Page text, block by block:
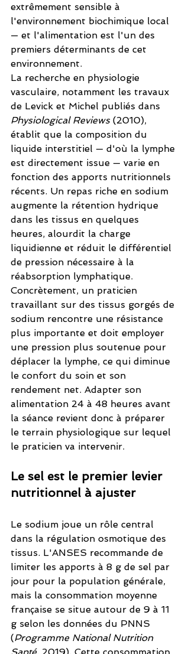
extrêmement sensible à
l'environnement biochimique local
— et l'alimentation est l'un des
premiers déterminants de cet
environnement.
La recherche en physiologie
vasculaire, notamment les travaux
de Levick et Michel publiés dans
Physiological Reviews (2010),
établit que la composition du
liquide interstitiel — d'où la lymphe
est directement issue — varie en
fonction des apports nutritionnels
récents. Un repas riche en sodium
augmente la rétention hydrique
dans les tissus en quelques
heures, alourdit la charge
liquidienne et réduit le différentiel
de pression nécessaire à la
réabsorption lymphatique.
Concrètement, un praticien
travaillant sur des tissus gorgés de
sodium rencontre une résistance
plus importante et doit employer
une pression plus soutenue pour
déplacer la lymphe, ce qui diminue
le confort du soin et son
rendement net. Adapter son
alimentation 24 à 48 heures avant
la séance revient donc à préparer
le terrain physiologique sur lequel
le praticien va intervenir.
Le sel est le premier levier
nutritionnel à ajuster
Le sodium joue un rôle central
dans la régulation osmotique des
tissus. L'ANSES recommande de
limiter les apports à 8 g de sel par
jour pour la population générale,
mais la consommation moyenne
française se situe autour de 9 à 11
g selon les données du PNNS
(Programme National Nutrition
Santé, 2019). Cette consommation